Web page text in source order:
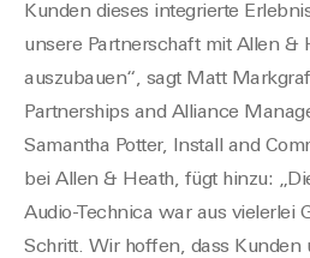
Kunden dieses integrierte
unsere Partnerschaft mit Allen &
auszubauen“, sagt Matt
Partnerships and Alliance
Samantha Potter, Install and
bei Allen & Heath, fügt hinzu:
Audio-Technica war aus vielerlei
Schritt. Wir hoffen, dass Kunden